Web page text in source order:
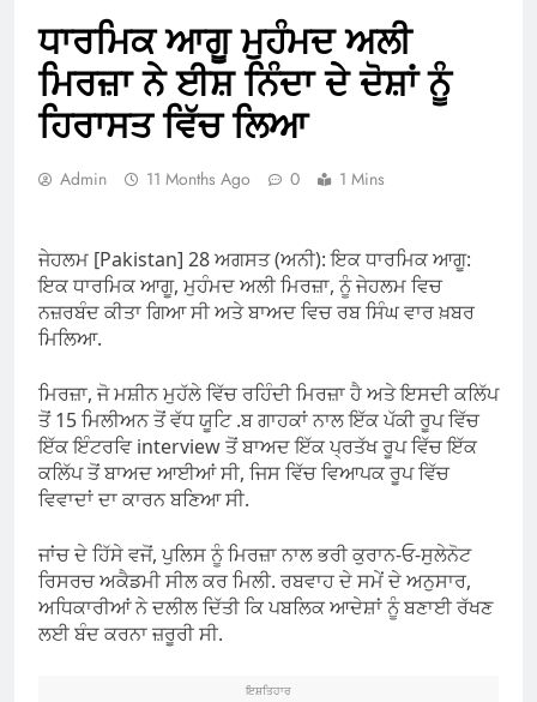
ਧਾਰਮਿਕ ਆਗੂ ਮੁਹੰਮਦ ਅਲੀ
ਮਿਰਜ਼ਾ ਨੇ ਈਸ਼ ਨਿੰਦਾ ਦੇ ਦੋਸ਼ਾਂ ਨੂੰ
ਹਿਰਾਸਤ ਵਿੱਚ ਲਿਆ
Admin 11 Months Ago 0 1 Mins
ਜੇਹਲਮ [Pakistan] 28 ਅਗਸਤ (ਅਨੀ): ਇਕ ਧਾਰਮਿਕ ਆਗੂ:
ਇਕ ਧਾਰਮਿਕ ਆਗੂ, ਮੁਹੰਮਦ ਅਲੀ ਮਿਰਜ਼ਾ, ਨੂੰ ਜੇਹਲਮ ਵਿਚ
ਨਜ਼ਰਬੰਦ ਕੀਤਾ ਗਿਆ ਸੀ ਅਤੇ ਬਾਅਦ ਵਿਚ ਰਬ ਸਿੰਘ ਵਾਰ ਖ਼ਬਰ
ਮਿਲਿਆ.
ਮਿਰਜ਼ਾ, ਜੋ ਮਸ਼ੀਨ ਮੁਹੱਲੇ ਵਿੱਚ ਰਹਿੰਦੀ ਮਿਰਜ਼ਾ ਹੈ ਅਤੇ ਇਸਦੀ ਕਲਿੱਪ
ਤੋਂ 15 ਮਿਲੀਅਨ ਤੋਂ ਵੱਧ ਯੂਟਿ .ਬ ਗਾਹਕਾਂ ਨਾਲ ਇੱਕ ਪੱਕੀ ਰੂਪ ਵਿੱਚ
ਇੱਕ ਇੰਟਰਵਿ interview ਤੋਂ ਬਾਅਦ ਇੱਕ ਪ੍ਰਤੱਖ ਰੂਪ ਵਿੱਚ ਇੱਕ
ਕਲਿੱਪ ਤੋਂ ਬਾਅਦ ਆਈਆਂ ਸੀ, ਜਿਸ ਵਿੱਚ ਵਿਆਪਕ ਰੂਪ ਵਿੱਚ
ਵਿਵਾਦਾਂ ਦਾ ਕਾਰਨ ਬਣਿਆ ਸੀ.
ਜਾਂਚ ਦੇ ਹਿੱਸੇ ਵਜੋਂ, ਪੁਲਿਸ ਨੂੰ ਮਿਰਜ਼ਾ ਨਾਲ ਭਰੀ ਕੁਰਾਨ-ਓ-ਸੁਲੇਨੋਟ
ਰਿਸਰਚ ਅਕੈਡਮੀ ਸੀਲ ਕਰ ਮਿਲੀ. ਰਬਵਾਹ ਦੇ ਸਮੇਂ ਦੇ ਅਨੁਸਾਰ,
ਅਧਿਕਾਰੀਆਂ ਨੇ ਦਲੀਲ ਦਿੱਤੀ ਕਿ ਪਬਲਿਕ ਆਦੇਸ਼ਾਂ ਨੂੰ ਬਣਾਈ ਰੱਖਣ
ਲਈ ਬੰਦ ਕਰਨਾ ਜ਼ਰੂਰੀ ਸੀ.
ਇਸ਼ਤਿਹਾਰ